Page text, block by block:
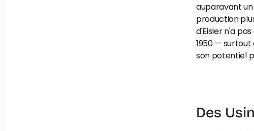
auparavant
production
d'Eisler n'a
1950 —
son potentiel
Des